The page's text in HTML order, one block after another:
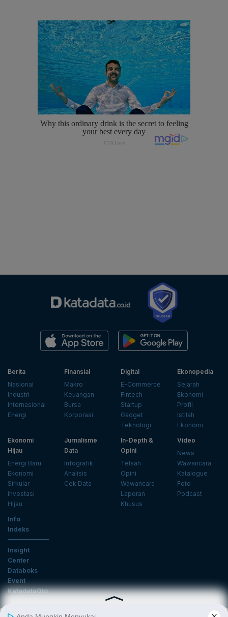
Berita
Nasional
Industri
Internasional
Energi
Finansial
Makro
Keuangan
Bursa
Korporasi
Digital
E-Commerce
Fintech
Startup
Gadget
Teknologi
Ekonopedia
Sejarah
Ekonomi
Profil
Istilah
Ekonomi
Ekonomi
Hijau
Energi Baru
Ekonomi
Sirkular
Investasi
Hijau
Jurnalisme
Data
Infografik
Analisis
Cek Data
In-Depth &
Opini
Telaah
Opini
Wawancara
Laporan
Khusus
Video
News
Wawancara
Katalogue
Foto
Podcast
Info
Indeks
Insight
Center
Databoks
Event
KatadataOto